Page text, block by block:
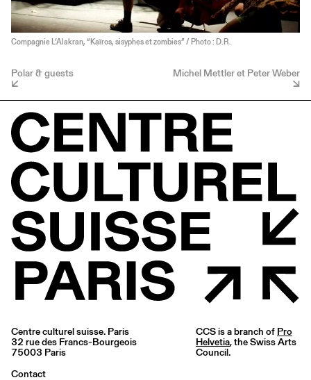
Compagnie L’Alakran, “Kaïros, sisyphes et zombies” / Photo : D.R.
Polar & guests Michel Mettler et Peter Weber
Centre culturel suisse. Paris
32 rue des Francs-Bourgeois
75003 Paris
Contact
CCS is a branch of Pro
Helvetia, the Swiss Arts
Council.